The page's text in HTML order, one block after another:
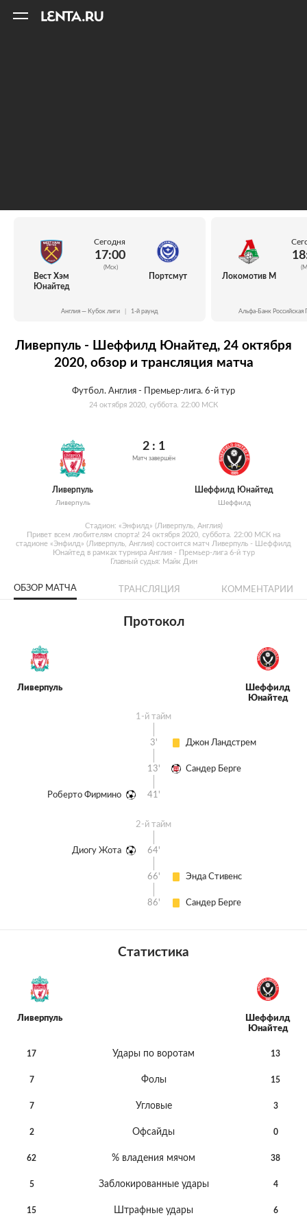
Вест Хэм
Юнайтед
Сегодня
17:00
(Мск)
Портсмут
Англия — Кубок лиги 1-й раунд
Локомотив М
Альфа-Банк Российская
Ливерпуль - Шеффилд Юнайтед, 24 октября
2020, обзор и трансляция матча
Футбол. Англия - Премьер-лига. 6-й тур
24 октября 2020, суббота. 22:00 МСК
Ливерпуль
Ливерпуль
2 : 1
Матч завершён
Шеффилд Юнайтед
Шеффилд
Стадион: «Энфилд» (Ливерпуль, Англия)
Привет всем любителям спорта! 24 октября 2020, суббота. 22:00 МСК на
стадионе «Энфилд» (Ливерпуль, Англия) состоится матч Ливерпуль - Шеффилд
Юнайтед в рамках турнира Англия - Премьер-лига 6-й тур
Главный судья: Майк Дин
ОБЗОР МАТЧА ТРАНСЛЯЦИЯ КОММЕНТАРИИ
Протокол
Ливерпуль
Шеффилд
Юнайтед
1-й тайм
Джон Ландстрем
3'
Сандер Берге
13'
Роберто Фирмино 41'
2-й тайм
Диогу Жота 64'
Энда Стивенс
66'
Сандер Берге
86'
Статистика
Ливерпуль
Шеффилд
Юнайтед
17 Удары по воротам 13
7 Фолы 15
7 Угловые 3
2 Офсайды 0
62 % владения мячом 38
5 Заблокированные удары 4
15 Штрафные удары 6